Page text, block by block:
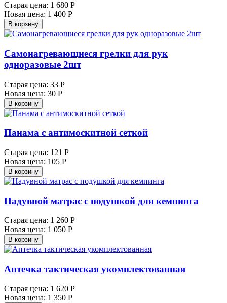
Старая цена: 1 680 Р
Новая цена: 1 400 Р
В корзину
Самонагревающиеся грелки для рук
одноразовые 2шт
Старая цена: 33 Р
Новая цена: 30 Р
В корзину
Панама с антимоскитной сеткой
Старая цена: 121 Р
Новая цена: 105 Р
В корзину
Надувной матрас с подушкой для кемпинга
Старая цена: 1 260 Р
Новая цена: 1 050 Р
В корзину
Аптечка тактическая укомплектованная
Старая цена: 1 620 Р
Новая цена: 1 350 Р